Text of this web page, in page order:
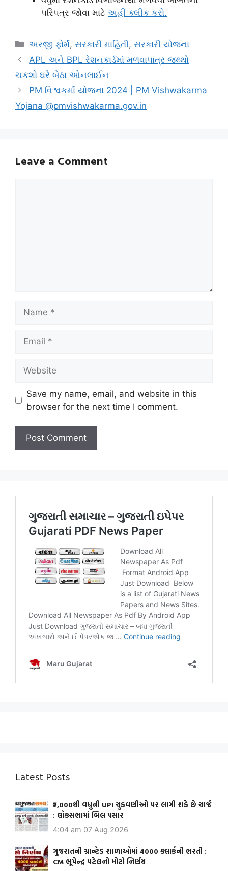
પરિપત્ર જોવા માટે અહીં ક્લીક કરો.
Categories
અરજી ફોર્મ,સરકારી માહિતી,સરકારી યોજના
APL અને BPL રેશનકાર્ડમાં મળવાપાત્ર જથ્થો
ચકશો ઘરે બેઠા ઓનલાઈન
PM વિશ્વકર્મા યોજના 2024 | PM Vishwakarma
Yojana @pmvishwakarma.gov.in
Leave a Comment
Save my name, email, and website in this
browser for the next time I comment.
Latest Posts
₹2,000થી વધુની UPI ચુકવણીઓ પર લાગી શકે છે ચાર્જ
: લોકસભામાં બિલ પસાર
4:04 am 07 Aug 2026
ગુજરાતની ગ્રાન્ટેડ શાળાઓમાં 4000 ક્લાર્કની ભરતી :
CM ભૂપેન્દ્ર પટેલનો મોટો નિર્ણય